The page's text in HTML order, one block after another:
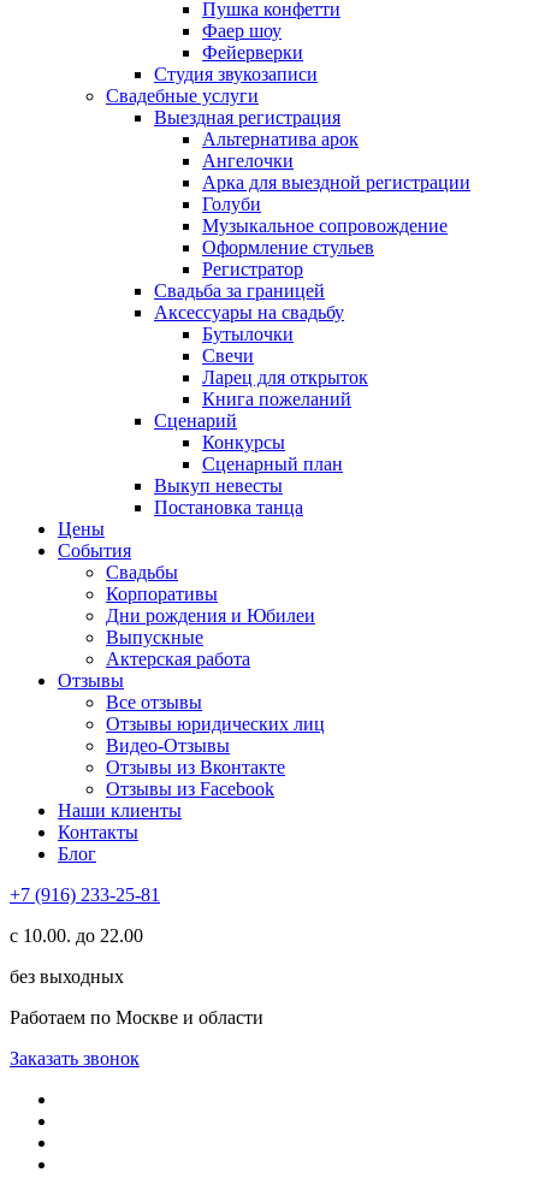
Пушка конфетти
Фаер шоу
Фейерверки
Студия звукозаписи
Свадебные услуги
Выездная регистрация
Альтернатива арок
Ангелочки
Арка для выездной регистрации
Голуби
Музыкальное сопровождение
Оформление стульев
Регистратор
Свадьба за границей
Аксессуары на свадьбу
Бутылочки
Свечи
Ларец для открыток
Книга пожеланий
Сценарий
Конкурсы
Сценарный план
Выкуп невесты
Постановка танца
Цены
События
Свадьбы
Корпоративы
Дни рождения и Юбилеи
Выпускные
Актерская работа
Отзывы
Все отзывы
Отзывы юридических лиц
Видео-Отзывы
Отзывы из Вконтакте
Отзывы из Facebook
Наши клиенты
Контакты
Блог
+7 (916) 233-25-81
с 10.00. до 22.00
без выходных
Работаем по Москве и области
Заказать звонок